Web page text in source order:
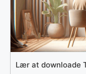
Lær at downloade